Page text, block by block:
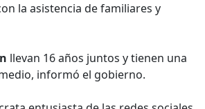
la asistencia de familiares y
llevan 16 años juntos y tienen una
informó el gobierno.